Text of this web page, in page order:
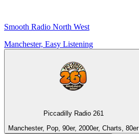
Smooth Radio North West
Manchester, Easy Listening
Piccadilly Radio 261
Manchester, Pop, 90er, 2000er, Charts, 80er